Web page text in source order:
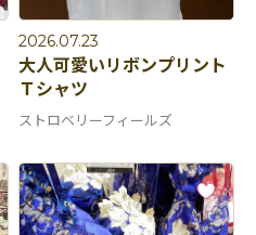
2026.07.23
大人可愛いリボンプリント
Ｔシャツ
ストロベリーフィールズ